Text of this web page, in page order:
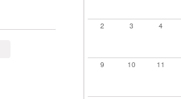
2 3 4
9 10 11